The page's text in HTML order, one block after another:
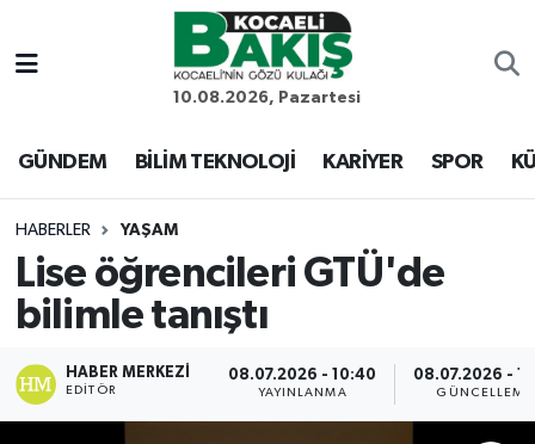
10.08.2026, Pazartesi
GÜNDEM BİLİM TEKNOLOJİ KARİYER SPOR
HABERLER YAŞAM
Lise öğrencileri GTÜ'de
bilimle tanıştı
HABER MERKEZI
EDITÖR
08.07.2026 - 10:40
YAYINLANMA
08.07.2026 -
GÜNCELLEME
Kocaeli Nöbetçi Eczaneler
Kocaeli Hava Durumu
Süper Lig Puan Durumu ve Fikstür
Tüm Manşetler
Son Dakika Haberleri